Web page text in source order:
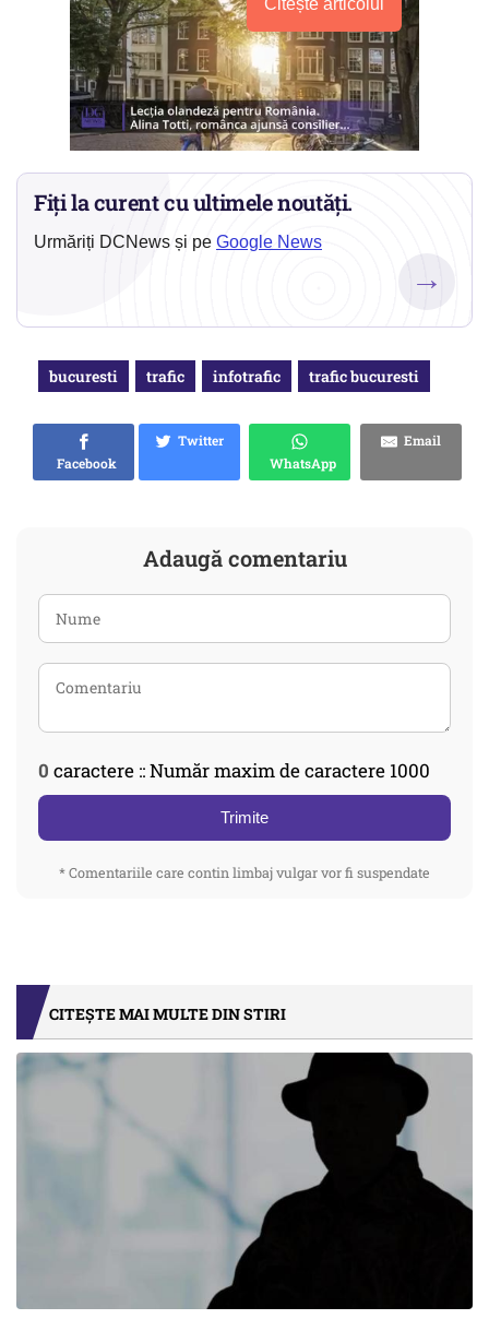
Citește articolul
Fiți la curent cu ultimele noutăți.
Urmăriți DCNews și pe Google News
→
bucuresti trafic infotrafic trafic bucuresti
Facebook
Twitter
WhatsApp
Email
Adaugă comentariu
0 caractere :: Număr maxim de caractere 1000
Trimite
* Comentariile care contin limbaj vulgar vor fi suspendate
CITEȘTE MAI MULTE DIN STIRI